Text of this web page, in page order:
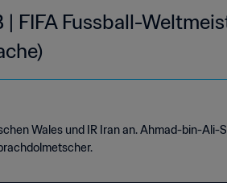
| FIFA Fussball-
Wales und IR Iran an. Ahmad-bin-